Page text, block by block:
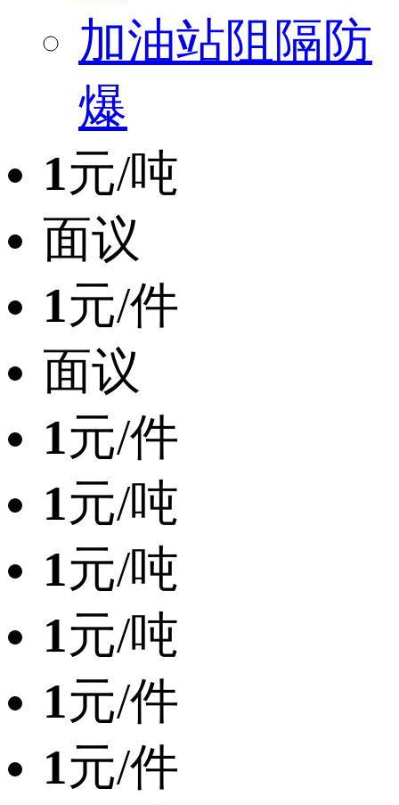
加油站阻隔防
爆
1元/吨
面议
1元/件
面议
1元/件
1元/吨
1元/吨
1元/吨
1元/件
1元/件